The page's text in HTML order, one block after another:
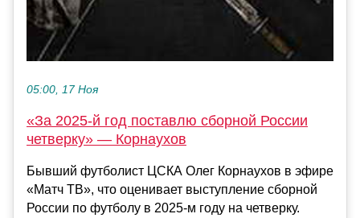
05:00, 17 Ноя
«За 2025‑й год поставлю сборной России
четверку» — Корнаухов
Бывший футболист ЦСКА Олег Корнаухов в эфире
«Матч ТВ», что оценивает выступление сборной
России по футболу в 2025‑м году на четверку.